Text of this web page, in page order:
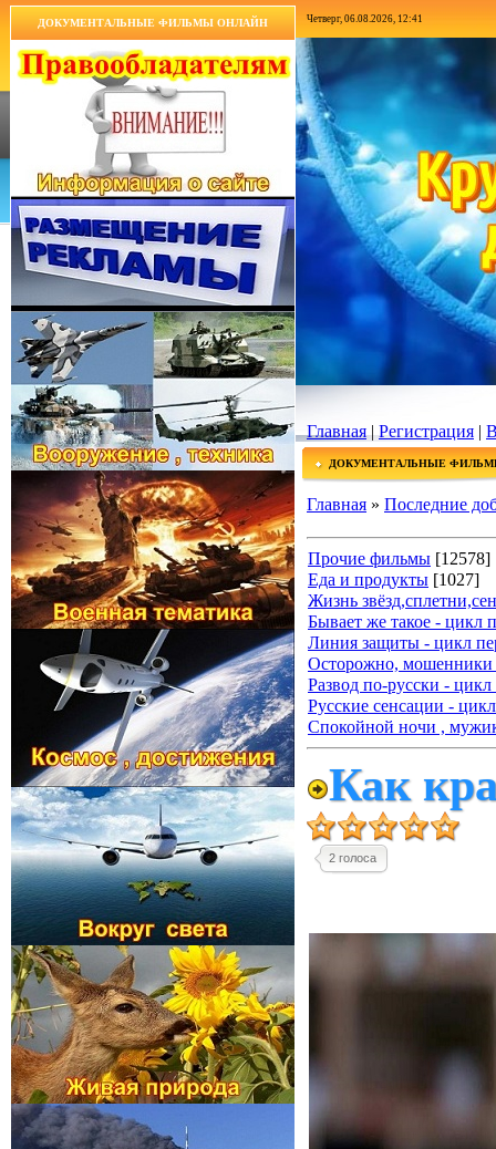
ДОКУМЕНТАЛЬНЫЕ ФИЛЬМЫ ОНЛАЙН Четверг, 06.08.2026, 12:41
Главная|Регистрация |
ДОКУМЕНТАЛЬНЫЕ
Главная » Последние
Прочие фильмы [12578]
Еда и продукты [1027]
Жизнь
Бывает же такое - цикл
Линия защиты - цикл
Осторожно, мошенники
Развод по-русски - цикл
Русские сенсации -
Спокойной ночи ,
Как
2 голоса